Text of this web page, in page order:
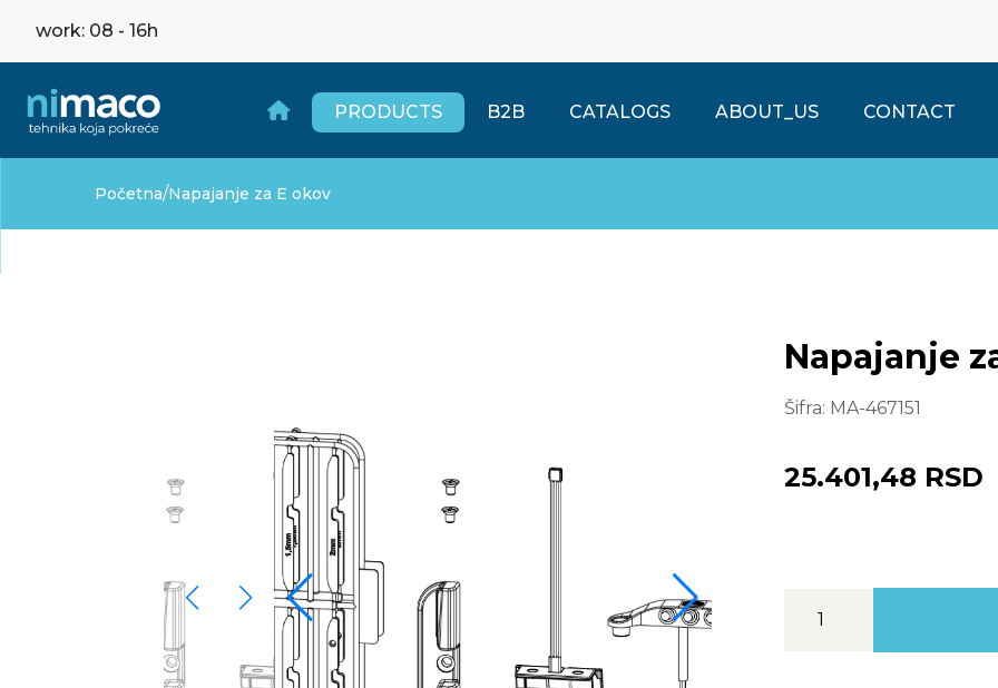
work: 08 - 16h
PRODUCTS B2B CATALOGS ABOUT_US CONTACT
Početna/Napajanje za E okov
Napajanje
Šifra: MA-467151
25.401,48 RSD